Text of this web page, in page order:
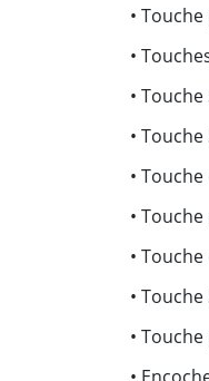
•
•
•
• Touche
•
•
•
•
•